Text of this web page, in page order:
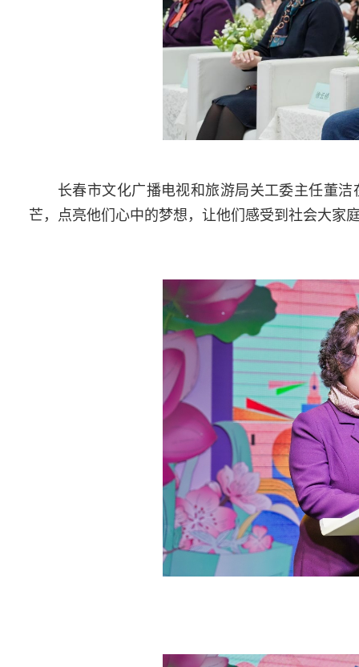
长春市文化广播电视和旅游局关工委主任董
芒，点亮他们心中的梦想，让他们感受到社会大家